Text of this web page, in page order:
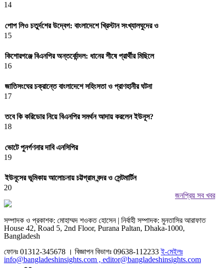
14
পোপ লিও চতুর্দশের উদ্বেগ: বাংলাদেশে খ্রিস্টান সংখ্যালঘুদের ও
15
কিশোরগঞ্জে বিএনপির অন্তর্কোন্দল: ধানের শীষে প্রার্থীর মিছিলে
16
জাতিসংঘের চক্রান্তে বাংলাদেশে সহিংসতা ও প্রাণহানীর ঘটনা
17
তবে কি করিডোর নিয়ে বিএনপির সমর্থন আদায় করলেন ইউনূস?
18
ভোটে পুনর্গণনার দাবি এনসিপির
19
ইউনূসের ভূমিকায় আলোচনায় চট্টগ্রাম বন্দর ও সেন্টমার্টিন
20
জনপ্রিয় সব খবর
সম্পাদক ও প্রকাশক: মোহাম্মদ শওকত হোসেন | নির্বাহী সম্পাদক: মুনতাসির আরাফাত
House 42, Road 5, 2nd Floor, Purana Paltan, Dhaka-1000,
Bangladesh
ফোনঃ 01312-345678 । বিজ্ঞাপন বিভাগঃ 09638-112233ই-মেইলঃ
info@bangladeshinsights.com , editor@bangladeshinsights.com